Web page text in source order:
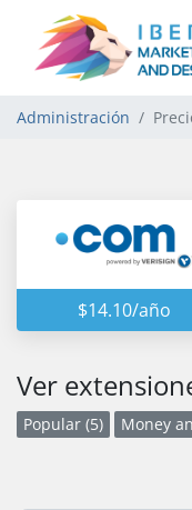
Administración
$14.10/año
Ver
Popular (5) Money